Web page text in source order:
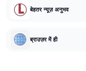
बेहतर न्यूज़ अनुभव
ब्राउज़र में ही